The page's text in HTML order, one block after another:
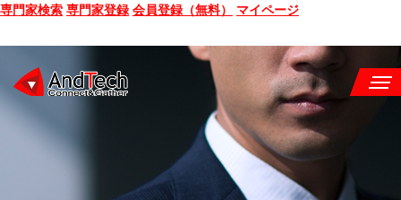
専門家検索 専門家登録 会員登録（無料） マイページ